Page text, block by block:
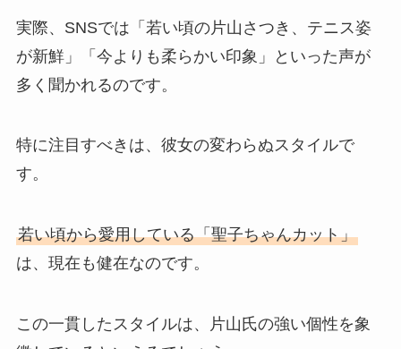
実際、SNSでは「若い頃の片山さつき、テニス姿
が新鮮」「今よりも柔らかい印象」といった声が
多く聞かれるのです。
特に注目すべきは、彼女の変わらぬスタイルで
す。
若い頃から愛用している「聖子ちゃんカット」
は、現在も健在なのです。
この一貫したスタイルは、片山氏の強い個性を象